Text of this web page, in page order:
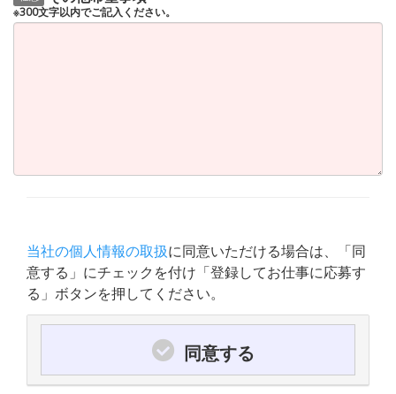
※300文字以内でご記入ください。
当社の個人情報の取扱に同意いただける場合は、「同
意する」にチェックを付け「登録してお仕事に応募す
る」ボタンを押してください。
同意する